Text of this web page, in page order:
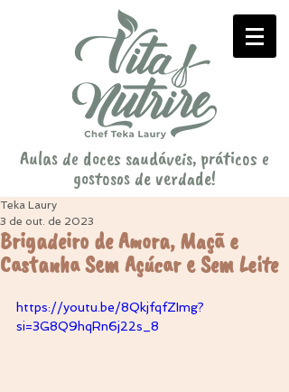
Aulas de doces saudáveis, práticos e
gostosos de verdade!
Brigadeiro de Amora, Maçã e
Castanha Sem Açúcar e Sem Leite
Teka Laury
3 de out. de 2023
https://youtu.be/8QkjfqfZImg?
si=3G8Q9hqRn6j22s_8